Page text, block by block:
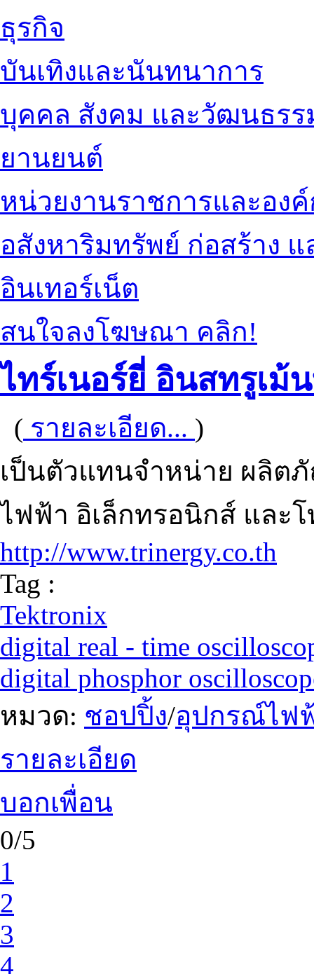
ธุรกิจ
บันเทิงและนันทนาการ
บุคคล สังคม และวัฒนธรร
ยานยนต์
หน่วยงานราชการและอง
อสังหาริมทรัพย์ ก่อสร้าง
อินเทอร์เน็ต
สนใจลงโฆษณา คลิก!
ไทร์เนอร์ยี่ อินสทรูเม้
( รายละเอียด... )
เป็นตัวแทนจำหน่าย ผลิต
ไฟฟ้า อิเล็กทรอนิกส์ และ
http://www.trinergy.co.th
Tag :
Tektronix
digital real - time
digital phosphor
หมวด: ชอปปิ้ง/อุปกรณ์ไฟ
รายละเอียด
บอกเพื่อน
0/5
1
2
3
4